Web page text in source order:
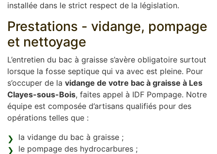
installée dans le strict respect de la législation.
Prestations - vidange, pompage
et nettoyage
L’entretien du bac à graisse s’avère obligatoire surtout
lorsque la fosse septique qui va avec est pleine. Pour
s’occuper de la vidange de votre bac à graisse à Les
Clayes-sous-Bois, faites appel à IDF Pompage. Notre
équipe est composée d’artisans qualifiés pour des
opérations telles que :
la vidange du bac à graisse ;
le pompage des hydrocarbures ;